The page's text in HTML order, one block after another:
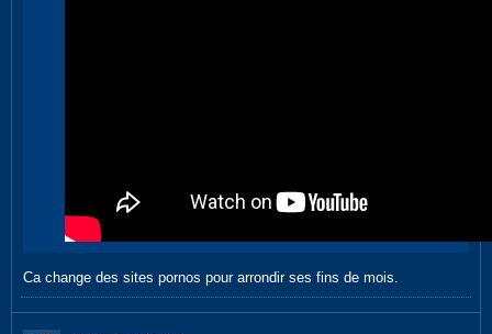
Ca change des sites pornos pour arrondir ses fins de mois.